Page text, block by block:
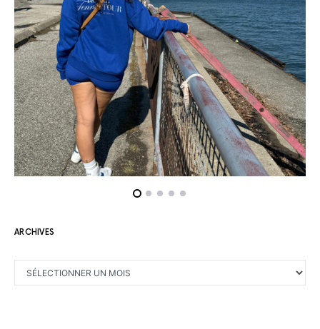
ARCHIVES
ARCHIVES